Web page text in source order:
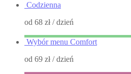
Codzienna
od 68 zł/ dzień
Wybór menu Comfort
od 69 zł/ dzień